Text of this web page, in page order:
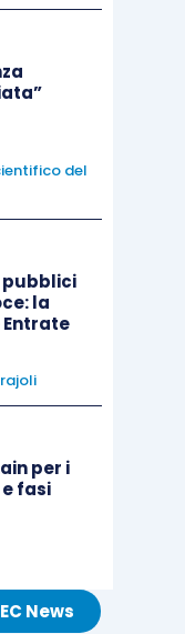
La
normativi e
le perdite nelle
cooperativa
del
pubblici
la
per i
fasi
News